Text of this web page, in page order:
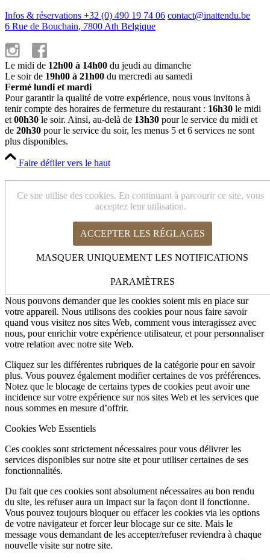
Infos & réservations +32 (0) 490 19 74 06 contact@inattendu.be
6 Rue de Bouchain, 7800 Ath Belgique
Le midi de 12h00 à 14h00 du jeudi au dimanche
Le soir de 19h00 à 21h00 du mercredi au samedi
Fermé lundi et mardi
Pour garantir la qualité de votre expérience, nous vous invitons à
tenir compte des horaires de fermeture du restaurant : 16h30 le midi
et 00h30 le soir. Ainsi, au-delà de 13h30 pour le service du midi et
de 20h30 pour le service du soir, les menus 5 et 6 services ne sont
plus disponibles.
Faire défiler vers le haut
Ce site utilise des cookies. En continuant à parcourir ce site, vous
acceptez leur utilisation.
ACCEPTER LES RÉGLAGES
MASQUER UNIQUEMENT LES NOTIFICATIONS
PARAMÈTRES
Comment nous utilisons les cookies
Cookies Web Essentiels
Autres services externes
Comment nous utilisons les cookies
Nous pouvons demander que les cookies soient mis en place sur
votre appareil. Nous utilisons des cookies pour nous faire savoir
quand vous visitez nos sites Web, comment vous interagissez avec
nous, pour enrichir votre expérience utilisateur, et pour personnaliser
votre relation avec notre site Web.
Cliquez sur les différentes rubriques de la catégorie pour en savoir
plus. Vous pouvez également modifier certaines de vos préférences.
Notez que le blocage de certains types de cookies peut avoir une
incidence sur votre expérience sur nos sites Web et les services que
nous sommes en mesure d’offrir.
Cookies Web Essentiels
Ces cookies sont strictement nécessaires pour vous délivrer les
services disponibles sur notre site et pour utiliser certaines de ses
fonctionnalités.
Du fait que ces cookies sont absolument nécessaires au bon rendu
du site, les refuser aura un impact sur la façon dont il fonctionne.
Vous pouvez toujours bloquer ou effacer les cookies via les options
de votre navigateur et forcer leur blocage sur ce site. Mais le
message vous demandant de les accepter/refuser reviendra à chaque
nouvelle visite sur notre site.